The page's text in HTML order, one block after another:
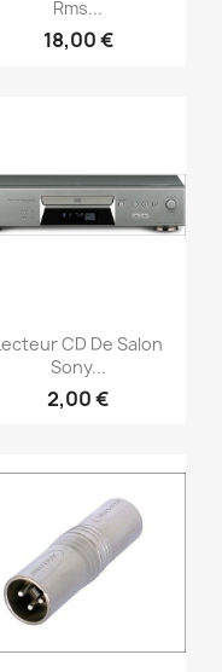
Rms...
18,00 €
Aperçu rapide
CD De Salon
Sony...
2,00 €